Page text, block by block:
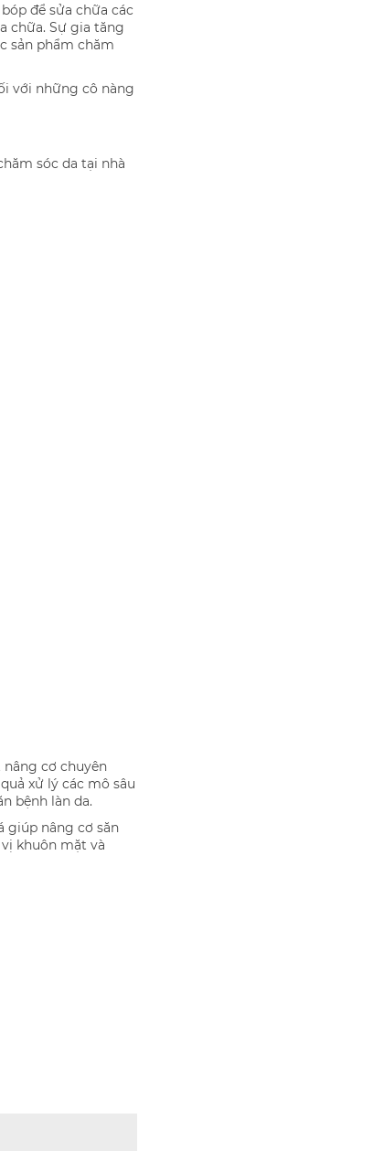
để sửa chữa các
chữa. Sự gia tăng
sản phẩm chăm
với những cô nàng
sóc da tại nhà
cơ chuyên
xử lý các mô sâu
bệnh làn da.
giúp nâng cơ săn
khuôn mặt và